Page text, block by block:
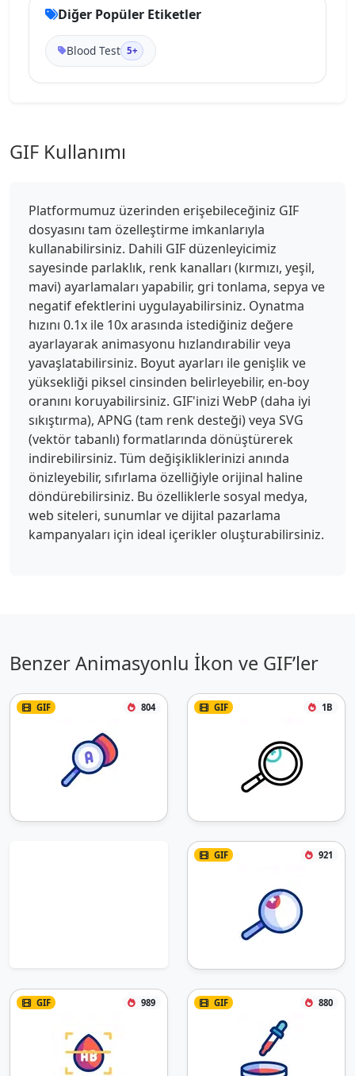
Diğer Popüler Etiketler
Blood Test 5+
GIF Kullanımı
Platformumuz üzerinden erişebileceğiniz GIF
dosyasını tam özelleştirme imkanlarıyla
kullanabilirsiniz. Dahili GIF düzenleyicimiz
sayesinde parlaklık, renk kanalları (kırmızı, yeşil,
mavi) ayarlamaları yapabilir, gri tonlama, sepya ve
negatif efektlerini uygulayabilirsiniz. Oynatma
hızını 0.1x ile 10x arasında istediğiniz değere
ayarlayarak animasyonu hızlandırabilir veya
yavaşlatabilirsiniz. Boyut ayarları ile genişlik ve
yüksekliği piksel cinsinden belirleyebilir, en-boy
oranını koruyabilirsiniz. GIF'inizi WebP (daha iyi
sıkıştırma), APNG (tam renk desteği) veya SVG
(vektör tabanlı) formatlarında dönüştürerek
indirebilirsiniz. Tüm değişikliklerinizi anında
önizleyebilir, sıfırlama özelliğiyle orijinal haline
döndürebilirsiniz. Bu özelliklerle sosyal medya,
web siteleri, sunumlar ve dijital pazarlama
kampanyaları için ideal içerikler oluşturabilirsiniz.
Benzer Animasyonlu İkon ve GIF’ler
GIF 804 GIF 1B
GIF 921
GIF 989 GIF 880